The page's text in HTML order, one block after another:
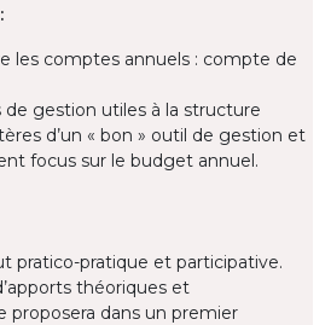
les comptes annuels : compte de
gestion utiles à la structure
d’un « bon » outil de gestion et
focus sur le budget annuel.
pratico-pratique et participative.
théoriques et
proposera dans un premier